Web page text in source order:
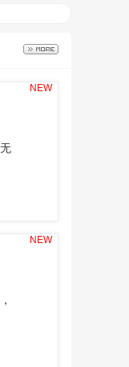
NEW
NEW